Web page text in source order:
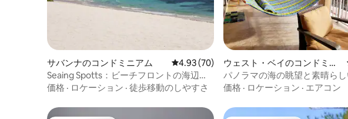
サバンナのコンドミニアム レビュー70件、5つ星中4.93つ星の平均評価
4.93 (70)
Seaing Spotts：ビーチフロントの海辺の
静養所！ケイマン
価格 · ロケーション · 徒歩移動のしやすさ
ウェスト・ベイのコンドミニ
アム
パノラマの海の眺望と素晴らし
ーケリング
価格 · ロケーション · エアコン